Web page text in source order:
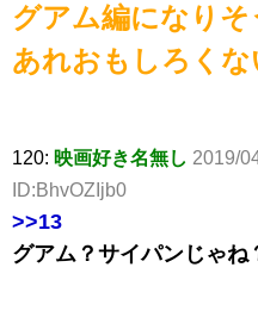
グアム編になりそ
あれおもしろくな
120: 映画好き名無し 2019/
ID:BhvOZIjb0
>>13
グアム？サイパンじゃね